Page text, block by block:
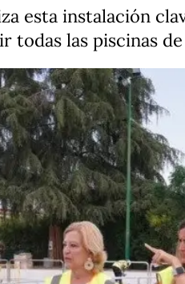
esta instalación
las piscinas